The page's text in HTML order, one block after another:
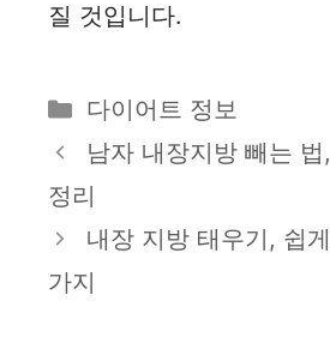
질 것입니다.
카
테
리
다이어트 정보
남자 내장지방 빼는
정리
내장 지방 태우기, 쉽
가지